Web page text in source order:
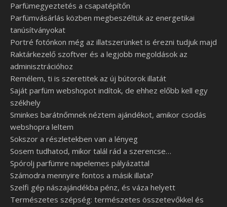
Parfümegyeztetés a csapatépítőn
Parfümvásárlás közben megbeszéltük az energetikai
tanúsítványokat
Portré fotónkon még az illatszerünket is érezni tudjuk majd
Raktárkezelő szoftver és a legjobb megoldások az
adminisztrációhoz
Remélem, ti is szeretitek az új bútorok illatát
Saját parfüm webshopot indítok, de ehhez előbb kell egy
székhely
Sminkes barátnőmnek néztem ajándékot, amikor csodás
webshopra leltem
Sokszor a részletekben van a lényeg
Sosem tudhatod, mikor talál rád a szerencse…
Spórolj parfümre napelemes pályázattal
Számodra mennyire fontos a másik illata?
Szelfi gép nászajándékba pénz, és váza helyett
Természetes szépség: természetes összetevőkkel és